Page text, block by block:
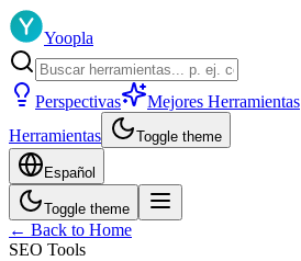
Yoopla
Perspectivas Mejores Herramientas
Herramientas
Toggle theme
Español
Toggle theme
← Back to Home
SEO Tools